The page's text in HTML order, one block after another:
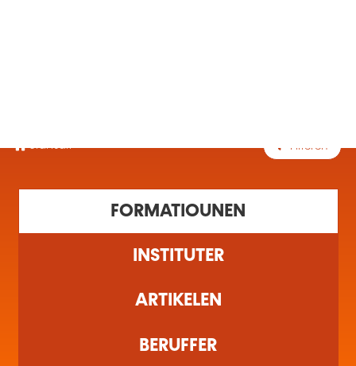
Startsäit Filteren
FORMATIOUNEN
INSTITUTER
ARTIKELEN
BERUFFER